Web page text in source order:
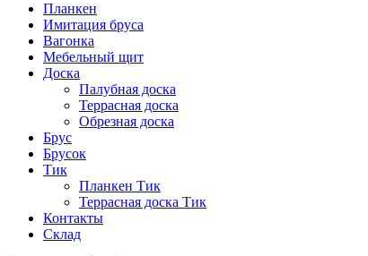
Планкен
Имитация бруса
Вагонка
Мебельный щит
Доска
Палубная доска
Террасная доска
Обрезная доска
Брус
Брусок
Тик
Планкен Тик
Террасная доска Тик
Контакты
Склад